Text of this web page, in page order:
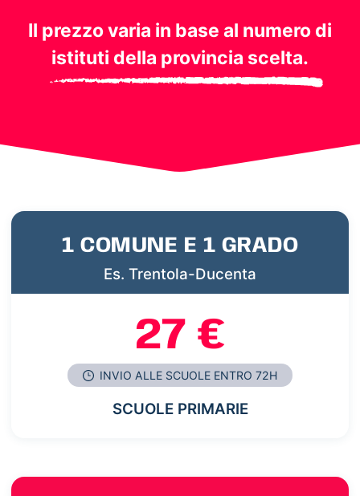
Il prezzo varia in base al numero di
istituti della provincia scelta.
1 COMUNE E 1 GRADO
Es. Trentola-Ducenta
27 €
INVIO ALLE SCUOLE ENTRO 72H
SCUOLE PRIMARIE